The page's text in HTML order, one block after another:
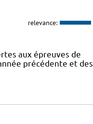
relevance:
aux épreuves de
précédente et des